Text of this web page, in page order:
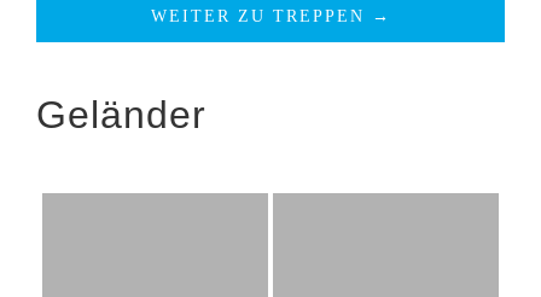
WEITER ZU TREPPEN →
Geländer